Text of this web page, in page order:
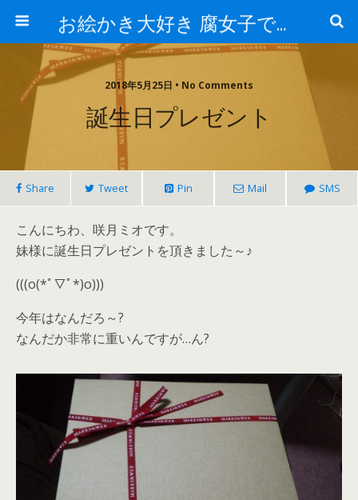
お絵かき大好き 腐女子でゲーマーのおかしな生活
2018年5月25日 • No Comments
誕生日プレゼント
Share Tweet Pin Mail SMS
こんにちわ、咲月ミオです。
妹様に誕生日プレゼントを頂きました～♪
(((o(*ﾟ▽ﾟ*)o)))
今年はなんだろ～?
なんだか非常に重いんですが…ん?